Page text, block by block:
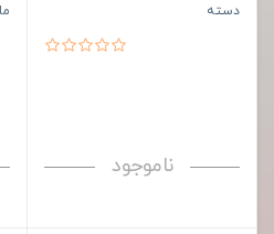
دسته
ناموجود